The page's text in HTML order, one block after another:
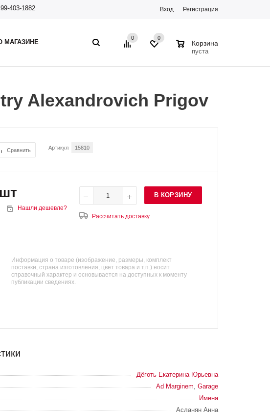
403-1882 Вход Регистрация
МАГАЗИНЕ
0 0
Корзина
пуста
Alexandrovich Prigov
Сравнить Артикул 15810
Нашли дешевле?
В КОРЗИНУ
Рассчитать доставку
Информация о товаре (изображение, размеры, комплект
поставки, страна изготовления, цвет товара и т.п.) носит
справочный характер и основывается на доступных к моменту
публикации сведениях.
Дёготь Екатерина Юрьевна
Ad Marginem Garage
Имена
Асланян Анна